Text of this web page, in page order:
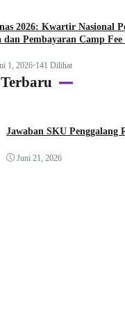
2026: Kwartir Nasional
dan Pembayaran Camp Fee
1, 2026•141 Dilihat
Jawaban SKU Penggalang
Juni 21, 2026